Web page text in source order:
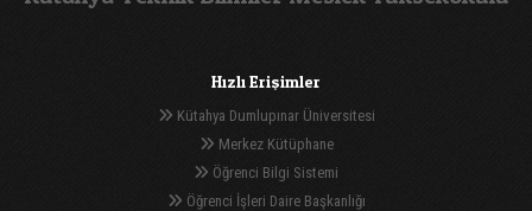
Hızlı Erişimler
Kütahya Dumlupınar Üniversitesi
Merkez Kütüphane
Öğrenci Bilgi Sistemi
Öğrenci İşleri Daire Başkanlığı